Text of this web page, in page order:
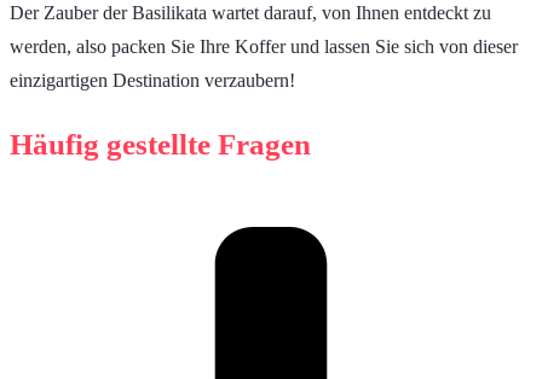
Der Zauber der Basilikata wartet darauf, von Ihnen entdeckt zu
werden, also packen Sie Ihre Koffer und lassen Sie sich von dieser
einzigartigen Destination verzaubern!
Häufig gestellte Fragen